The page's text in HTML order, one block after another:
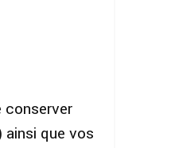
conserver
que vos